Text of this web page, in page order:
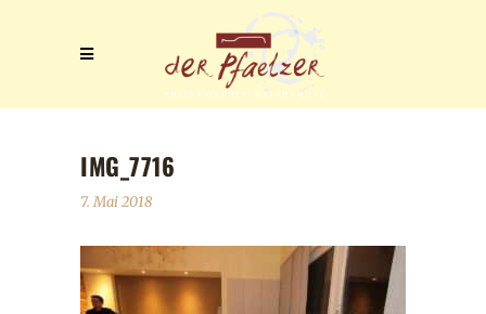
IMG_7716
7. Mai 2018